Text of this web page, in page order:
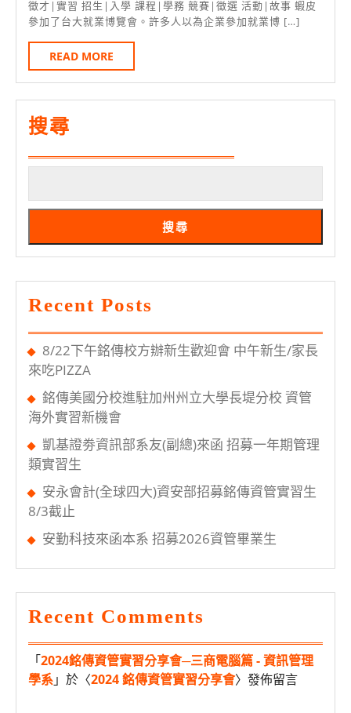
職
22
日
暑
習
止
請
3
萬
募
商
資
資
人
徵才|實習 招生|入學 課程|學務 競賽|徵選 活動|故事 蝦皮
參加了台大就業博覽會。許多人以為企業參加就業博 […]
READ MORE
MORE
搜尋
搜尋
Recent Posts
8/22下午銘傳校方辦新生歡迎會 中午新生/家長
來吃PIZZA
銘傳美國分校進駐加州州立大學長堤分校 資管
海外實習新機會
凱基證劵資訊部系友(副總)來函 招募一年期管理
類實習生
安永會計(全球四大)資安部招募銘傳資管實習生
8/3截止
安勤科技來函本系 招募2026資管畢業生
Recent Comments
「2024銘傳資管實習分享會─三商電腦篇 - 資訊管理
學系」於〈2024 銘傳資管實習分享會〉發佈留言